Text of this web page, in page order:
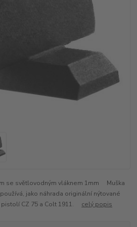
se světlovodným vláknem 1mm Muška
jako náhrada originální nýtované
pistolí CZ 75 a Colt 1911. celý popis